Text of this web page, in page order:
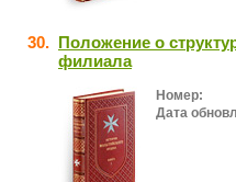
30. Положение о
филиала
Номер:
Дата